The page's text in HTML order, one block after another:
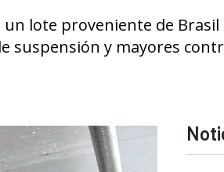
lote proveniente de
suspensión y mayores